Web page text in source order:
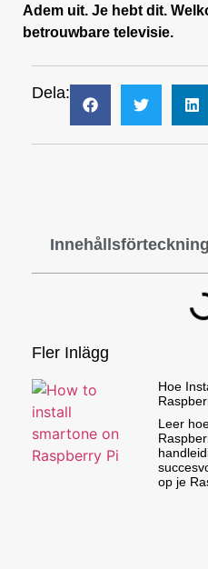
Adem uit. Je hebt dit.
betrouwbare televisie.
Dela:
Innehållsförteckning
Fler Inlägg
Hoe
Leer
op je